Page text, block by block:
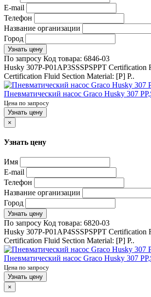
E-mail
Телефон
Название организации
Город
Узнать цену
По запросу Код товара: 6846-03
Husky 307P-P01AP3SSSPSPPT Certification
Certification Fluid Section Material: [P] P..
Пневматический насос Graco Husky 307
Цена по запросу
Узнать цену
×
Узнать цену
Имя
E-mail
Телефон
Название организации
Город
Узнать цену
По запросу Код товара: 6820-03
Husky 307P-P01AP4SSSPSPPT Certification
Certification Fluid Section Material: [P] P..
Пневматический насос Graco Husky 307
Цена по запросу
Узнать цену
×